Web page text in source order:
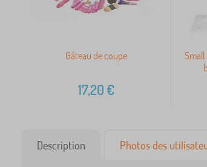
Gâteau de coupe
17,20€
Description Photos des